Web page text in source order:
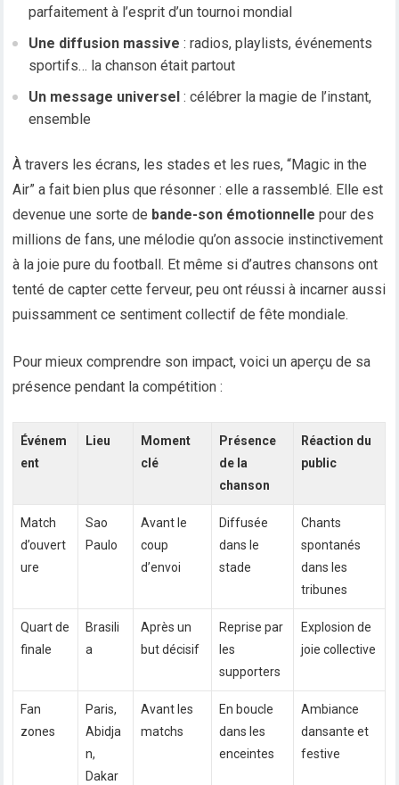
parfaitement à l’esprit d’un tournoi mondial
Une diffusion massive : radios, playlists, événements
sportifs… la chanson était partout
Un message universel : célébrer la magie de l’instant,
ensemble
À travers les écrans, les stades et les rues, “Magic in the
Air” a fait bien plus que résonner : elle a rassemblé. Elle est
devenue une sorte de bande-son émotionnelle pour des
millions de fans, une mélodie qu’on associe instinctivement
à la joie pure du football. Et même si d’autres chansons ont
tenté de capter cette ferveur, peu ont réussi à incarner aussi
puissamment ce sentiment collectif de fête mondiale.
Pour mieux comprendre son impact, voici un aperçu de sa
présence pendant la compétition :
Événem
ent
Lieu
Moment
clé
Présence
de la
chanson
Réaction du
public
Match
d’ouvert
ure
Sao
Paulo
Avant le
coup
d’envoi
Diffusée
dans le
stade
Chants
spontanés
dans les
tribunes
Quart de
finale
Brasili
a
Après un
but décisif
Reprise par
les
supporters
Explosion de
joie collective
Fan
zones
Paris,
Abidja
n,
Dakar
Avant les
matchs
En boucle
dans les
enceintes
Ambiance
dansante et
festive